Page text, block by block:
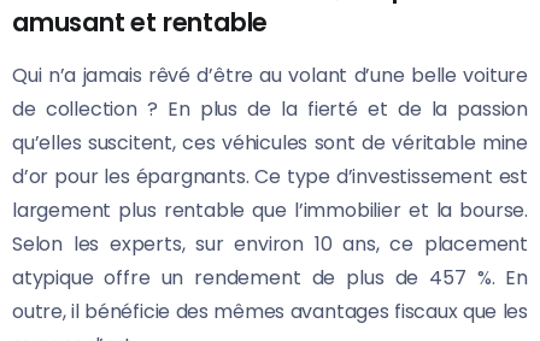
amusant et rentable
Qui n’a jamais rêvé d’être au volant d’une belle voiture
de collection ? En plus de la fierté et de la passion
qu’elles suscitent, ces véhicules sont de véritable mine
d’or pour les épargnants. Ce type d’investissement est
largement plus rentable que l’immobilier et la bourse.
Selon les experts, sur environ 10 ans, ce placement
atypique offre un rendement de plus de 457 %. En
outre, il bénéficie des mêmes avantages fiscaux que les